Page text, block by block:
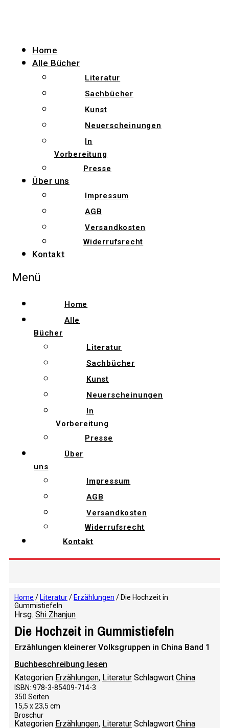
Home
Alle Bücher
Literatur
Sachbücher
Kunst
Neuerscheinungen
In
Vorbereitung
Presse
Über uns
Impressum
AGB
Versandkosten
Widerrufsrecht
Kontakt
Menü
Home
Alle
Bücher
Literatur
Sachbücher
Kunst
Neuerscheinungen
In
Vorbereitung
Presse
Über
uns
Impressum
AGB
Versandkosten
Widerrufsrecht
Kontakt
Home / Literatur/ Erzählungen / Die Hochzeit in
Gummistiefeln
Hrsg. Shi Zhanjun
Die Hochzeit in Gummistiefeln
Erzählungen kleinerer Volksgruppen in China Band 1
Buchbeschreibung lesen
Kategorien Erzählungen, Literatur Schlagwort China
ISBN: 978-3-85409-714-3
350 Seiten
15,5 x 23,5 cm
Broschur
Kategorien Erzählungen, Literatur Schlagwort China